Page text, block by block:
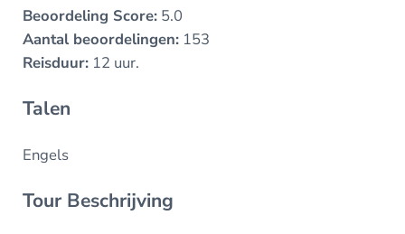
Beoordeling Score:5.0
Aantal beoordelingen:153
Reisduur:12 uur.
Talen
Engels
Tour Beschrijving